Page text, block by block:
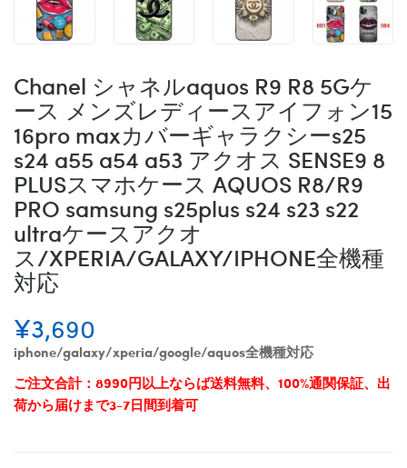
Chanel シャネルaquos R9 R8 5Gケ
ース メンズレディースアイフォン15
16pro maxカバーギャラクシーs25
s24 a55 a54 a53 アクオス SENSE9 8
PLUSスマホケース AQUOS R8/R9
PRO samsung s25plus s24 s23 s22
ultraケースアクオ
ス/XPERIA/GALAXY/IPHONE全機種
対応
¥3,690
iphone/galaxy/xperia/google/aquos全機種対応
ご注文合計：8990円以上ならば送料無料、100%通関保証、出
荷から届けまで3-7日間到着可